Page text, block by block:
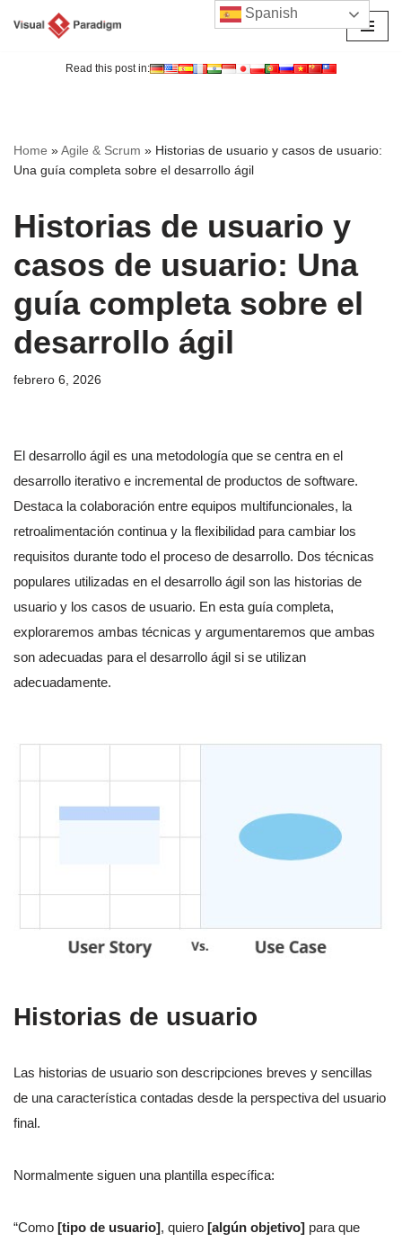
Read this post in:
Home »Agile & Scrum » Historias de usuario y casos de usuario:
Una guía completa sobre el desarrollo ágil
Historias de usuario y
casos de usuario: Una
guía completa sobre el
desarrollo ágil
febrero 6, 2026
El desarrollo ágil es una metodología que se centra en el
desarrollo iterativo e incremental de productos de software.
Destaca la colaboración entre equipos multifuncionales, la
retroalimentación continua y la flexibilidad para cambiar los
requisitos durante todo el proceso de desarrollo. Dos técnicas
populares utilizadas en el desarrollo ágil son las historias de
usuario y los casos de usuario. En esta guía completa,
exploraremos ambas técnicas y argumentaremos que ambas
son adecuadas para el desarrollo ágil si se utilizan
adecuadamente.
Historias de usuario
Las historias de usuario son descripciones breves y sencillas
de una característica contadas desde la perspectiva del usuario
final.
Normalmente siguen una plantilla específica:
“Como [tipo de usuario], quiero [algún objetivo] para que
Spanish